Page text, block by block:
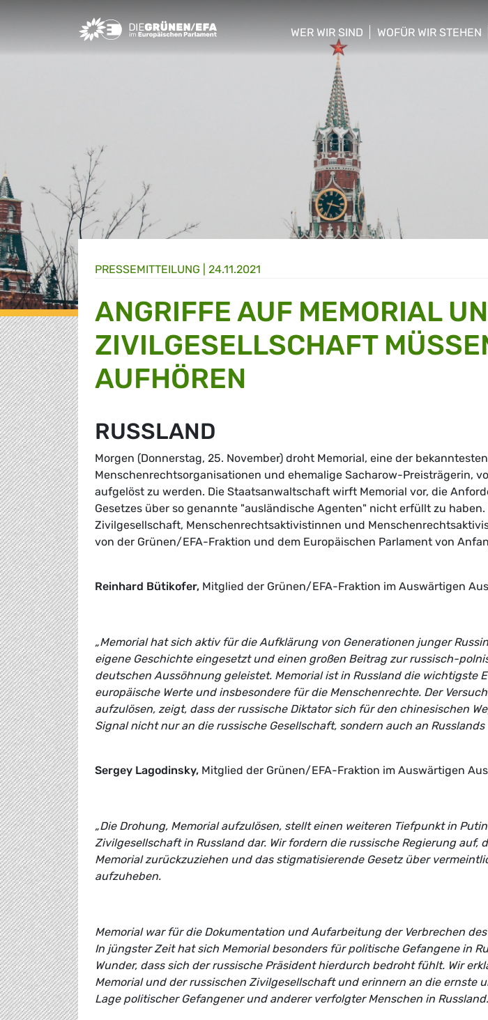
Greens/EFA Home
WER WIR SIND
show/hide sub menu
WOFÜR WIR STEHEN
PRESSE­MITTEILUNG 24.11.2021
ANGRIFFE AUF MEMORIAL
ZIVILGESELLSCHAFT
AUFHÖREN
RUSSLAND
Morgen (Donnerstag, 25. November) droht Memorial, eine der
Menschenrechtsorganisationen und ehemalige Sacharow-Preisträgerin,
aufgelöst zu werden. Die Staatsanwaltschaft wirft Memorial vor, die
Gesetzes über so genannte "ausländische Agenten" nicht erfüllt zu
Zivilgesellschaft, Menschenrechtsaktivistinnen und
von der Grünen/EFA-Fraktion und dem Europäischen Parlament von
Reinhard Bütikofer, Mitglied der Grünen/EFA-Fraktion im Auswärtigen
„Memorial hat sich aktiv für die Aufklärung von Generationen junger
eigene Geschichte eingesetzt und einen großen Beitrag zur russisch-
deutschen Aussöhnung geleistet. Memorial ist in Russland die wichtigste
europäische Werte und insbesondere für die Menschenrechte. Der
aufzulösen, zeigt, dass der russische Diktator sich für den chinesischen
Signal nicht nur an die russische Gesellschaft, sondern auch an
Sergey Lagodinsky, Mitglied der Grünen/EFA-Fraktion im Auswärtigen
„Die Drohung, Memorial aufzulösen, stellt einen weiteren Tiefpunkt in
Zivilgesellschaft in Russland dar. Wir fordern die russische Regierung auf,
Memorial zurückzuziehen und das stigmatisierende Gesetz über
aufzuheben.
Memorial war für die Dokumentation und Aufarbeitung der Verbrechen
In jüngster Zeit hat sich Memorial besonders für politische Gefangene in
Wunder, dass sich der russische Präsident hierdurch bedroht fühlt. Wir
Memorial und der russischen Zivilgesellschaft und erinnern an die ernste
Lage politischer Gefangener und anderer verfolgter Menschen in